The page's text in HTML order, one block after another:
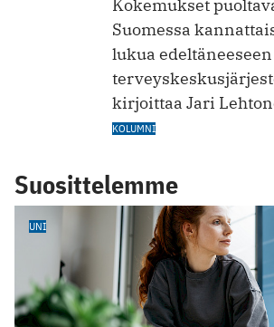
Kokemukset
Suomessa
lukua edeltäneeseen
kirjoittaa Jari
KOLUMNI
Suosittelemme
UNI